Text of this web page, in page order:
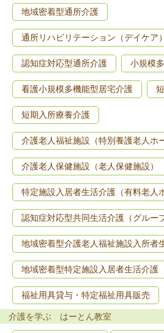
地域密着型通所介護
通所リハビリテーション（デイケア）
認知症対応型通所介護 小規模
看護小規模多機能型居宅介護
短期入所療養介護
介護老人福祉施設（特別養護老人ホ
介護老人保健施設（老人保健施設）
特定施設入居者生活介護（有料老人
認知症対応型共同生活介護（グルー
地域密着型介護老人福祉施設入所者
地域密着型特定施設入居者生活介護
福祉用具貸与・特定福祉用具販売
介護を学ぶ はーとん教室